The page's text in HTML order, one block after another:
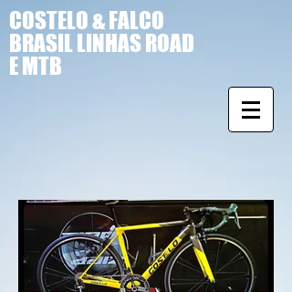
COSTELO & FALCO
BRASIL LINHAS ROAD
E MTB